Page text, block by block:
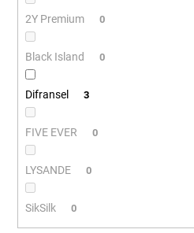
2Y Premium 0
Black Island 0
Difransel 3
FIVE EVER 0
LYSANDE 0
SikSilk 0
m